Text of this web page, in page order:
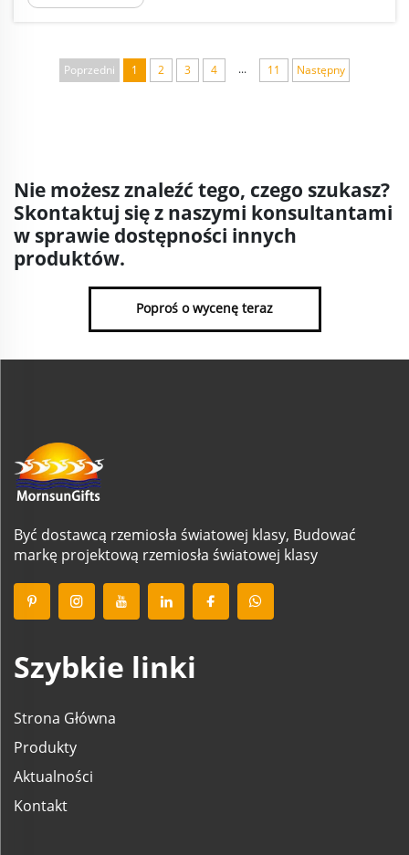
Poprzedni 1 2 3 4 ... 11 Następny
Nie możesz znaleźć tego, czego szukasz?
Skontaktuj się z naszymi konsultantami
w sprawie dostępności innych
produktów.
Poproś o wycenę teraz
Być dostawcą rzemiosła światowej klasy, Budować
markę projektową rzemiosła światowej klasy
Szybkie linki
Strona Główna
Produkty
Aktualności
Kontakt